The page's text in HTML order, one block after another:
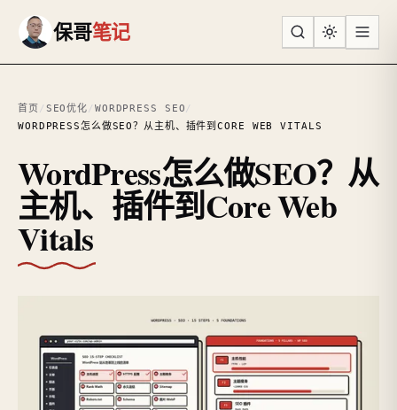
保哥笔记
首页/ SEO优化/ WORDPRESS SEO/
WORDPRESS怎么做SEO？从主机、插件到CORE WEB VITALS
WordPress怎么做SEO？从
主机、插件到Core Web
Vitals